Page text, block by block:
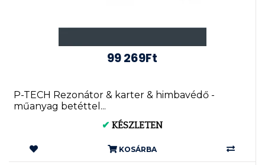
99 269Ft
P-TECH Rezonátor & karter & himbavédő -
műanyag betéttel...
✔ KÉSZLETEN
KOSÁRBA